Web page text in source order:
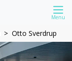
Menu
Otto Sverdrup